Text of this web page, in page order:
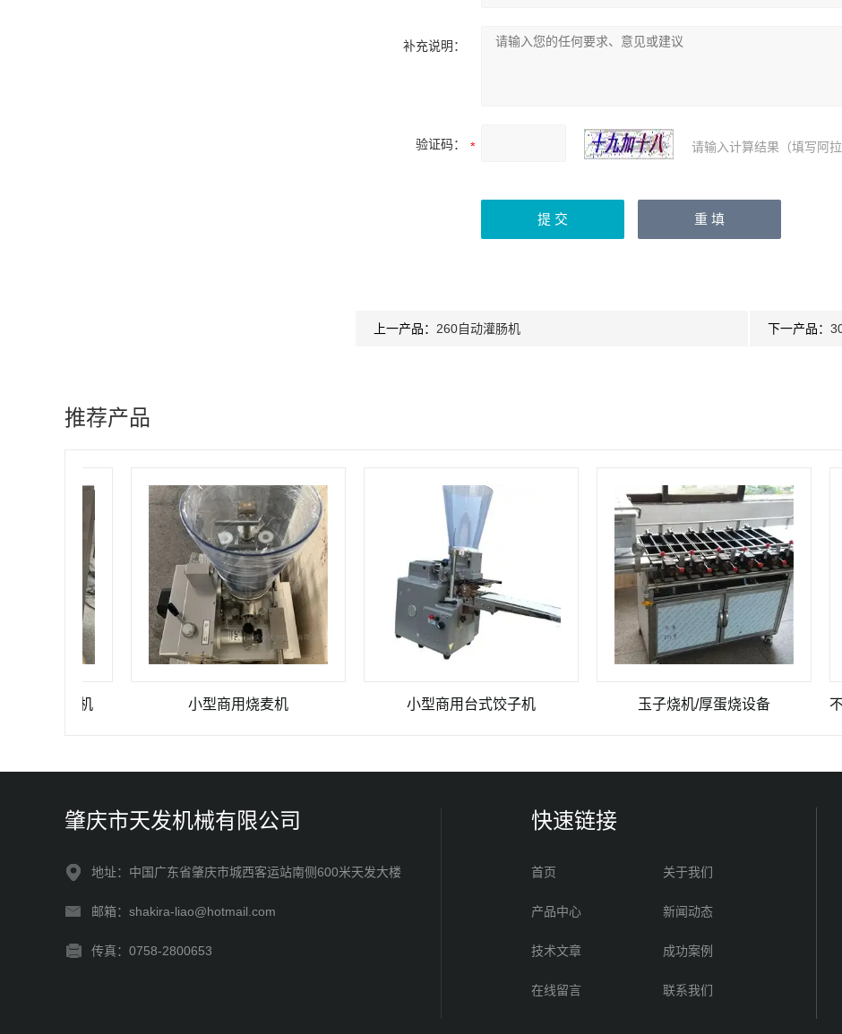
补充说明：
验证码： 请输入计算结果（填写阿
上一产品： 260自动灌肠机 下一产品：
推荐产品
小型商用烧麦机 小型商用台式饺子机 玉子烧机/厚蛋烧设备
肇庆市天发机械有限公司
地址：中国广东省肇庆市城西客运站南侧600米天发大楼
邮箱：shakira-liao@hotmail.com
传真：0758-2800653
快速链接
首页 关于我们
产品中心 新闻动态
技术文章 成功案例
在线留言 联系我们